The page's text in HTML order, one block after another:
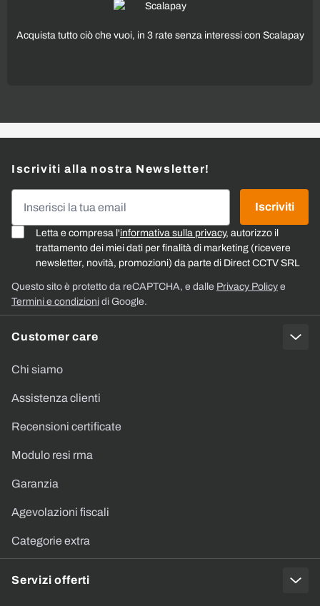
Acquista tutto ciò che vuoi, in 3 rate senza interessi con Scalapay
Customer care
Chi siamo
Assistenza clienti
Recensioni certificate
Modulo resi rma
Garanzia
Agevolazioni fiscali
Categorie extra
Servizi offerti
Iscriviti alla nostra Newsletter!
Letta e compresa l'informativa sulla privacy, autorizzo il
trattamento dei miei dati per finalità di marketing (ricevere
newsletter, novità, promozioni) da parte di Direct CCTV SRL
Iscriviti
Questo sito è protetto da reCAPTCHA, e dalle Privacy Policy e
Termini e condizioni di Google.